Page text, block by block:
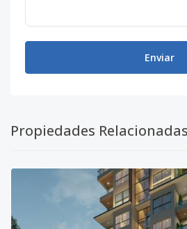
Enviar
Propiedades Relacionadas